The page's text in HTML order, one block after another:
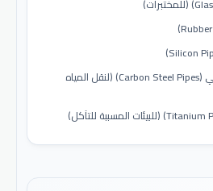
أنابيب الفولاذ الكربوني (Carbon Steel Pipes) (لنقل المياه